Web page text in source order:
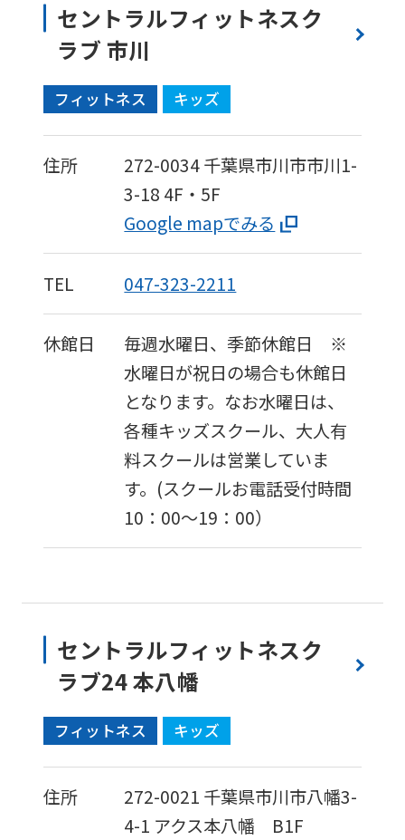
セントラルフィットネスク
ラブ 市川
フィットネス キッズ
住所 272-0034千葉県市川市市川1-
3-18 4F・5F
Google mapでみる
TEL 047-323-2211
休館日
毎週水曜日、季節休館日 ※
水曜日が祝日の場合も休館日
となります。なお水曜日は、
各種キッズスクール、大人有
料スクールは営業していま
す。(スクールお電話受付時間
10：00〜19：00）
セントラルフィットネスク
ラブ24 本八幡
フィットネス キッズ
住所 272-0021 千葉県市川市八幡3-
4-1 アクス本八幡 B1F